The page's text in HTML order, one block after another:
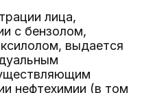
лица,
с бензолом,
выдается
нефтехимии (в том